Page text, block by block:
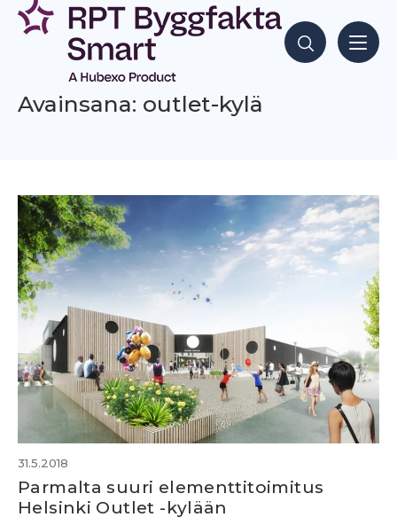
Siirry
sisältöön
Hae sisältöjä
Avainsana: outlet-kylä
31.5.2018
Parmalta suuri elementtitoimitus
Helsinki Outlet -kylään